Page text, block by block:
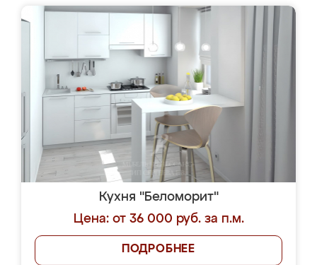
Кухня "Беломорит"
Цена: от 36 000 руб. за п.м.
ПОДРОБНЕЕ